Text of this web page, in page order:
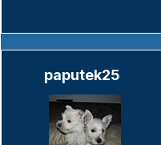
paputek25